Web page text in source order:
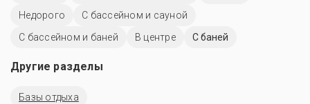
Недорого
С бассейном и сауной
С бассейном и баней
В центре С баней
Другие разделы
Базы отдыха